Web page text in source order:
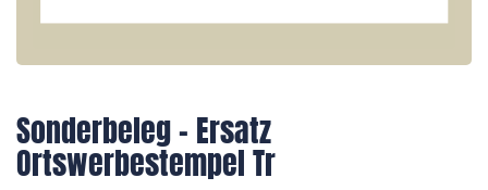
Sonderbeleg - Ersatz
Ortswerbestempel Tr